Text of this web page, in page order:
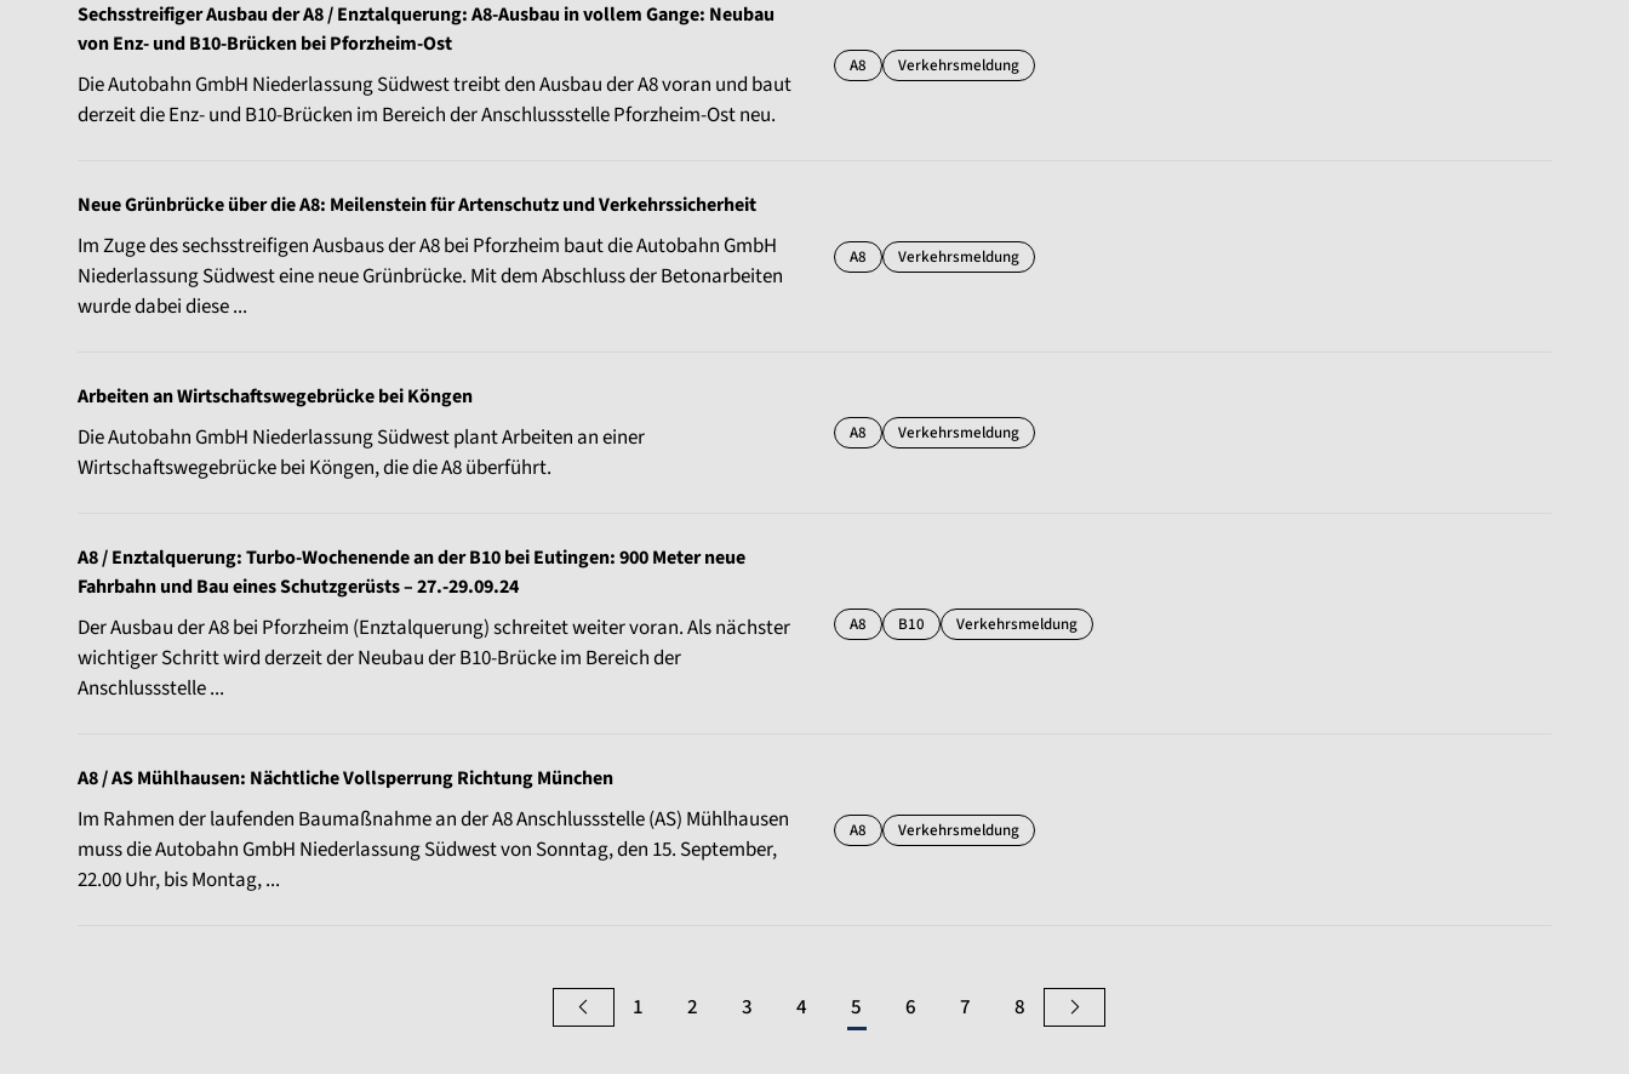
Sechsstreifiger Ausbau der A8 / Enztalquerung: A8-Ausbau in vollem Gange: Neubau
von Enz- und B10-Brücken bei Pforzheim-Ost
Die Autobahn GmbH Niederlassung Südwest treibt den Ausbau der A8 voran und baut
derzeit die Enz- und B10-Brücken im Bereich der Anschlussstelle Pforzheim-Ost neu.
A8 Verkehrsmeldung
Neue Grünbrücke über die A8: Meilenstein für Artenschutz und Verkehrssicherheit
Im Zuge des sechsstreifigen Ausbaus der A8 bei Pforzheim baut die Autobahn GmbH
Niederlassung Südwest eine neue Grünbrücke. Mit dem Abschluss der Betonarbeiten
wurde dabei diese ...
A8 Verkehrsmeldung
Arbeiten an Wirtschaftswegebrücke bei Köngen
Die Autobahn GmbH Niederlassung Südwest plant Arbeiten an einer
Wirtschaftswegebrücke bei Köngen, die die A8 überführt.
A8 Verkehrsmeldung
A8 / Enztalquerung: Turbo-Wochenende an der B10 bei Eutingen: 900 Meter neue
Fahrbahn und Bau eines Schutzgerüsts – 27.-29.09.24
Der Ausbau der A8 bei Pforzheim (Enztalquerung) schreitet weiter voran. Als nächster
wichtiger Schritt wird derzeit der Neubau der B10-Brücke im Bereich der
Anschlussstelle ...
A8 B10 Verkehrsmeldung
A8 / AS Mühlhausen: Nächtliche Vollsperrung Richtung München
Im Rahmen der laufenden Baumaßnahme an der A8 Anschlussstelle (AS) Mühlhausen
muss die Autobahn GmbH Niederlassung Südwest von Sonntag, den 15. September,
22.00 Uhr, bis Montag, ...
A8 Verkehrsmeldung
1 2 3 4 5 6 7 8